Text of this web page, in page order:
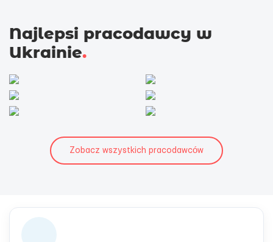
Najlepsi pracodawcy w
Ukrainie.
Zobacz wszystkich pracodawców